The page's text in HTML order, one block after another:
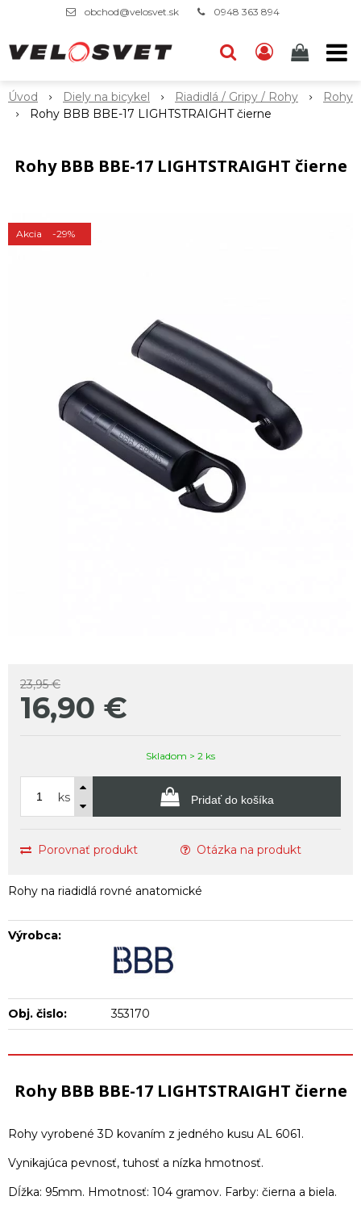
obchod@velosvet.sk 0948 363 894
Úvod Diely na bicykel Riadidlá / Gripy / Rohy
Rohy
Rohy BBB BBE-17 LIGHTSTRAIGHT čierne
Rohy BBB BBE-17 LIGHTSTRAIGHT čierne
Akcia -29%
23,95 €
16,90 €
Skladom > 2 ks
ks Pridať do košíka
Porovnať produkt Otázka na produkt
Rohy na riadidlá rovné anatomické
Výrobca:
Obj. čislo: 353170
Rohy BBB BBE-17 LIGHTSTRAIGHT čierne
Rohy vyrobené 3D kovaním z jedného kusu AL 6061.
Vynikajúca pevnosť, tuhosť a nízka hmotnosť.
Dĺžka: 95mm. Hmotnosť: 104 gramov. Farby: čierna a biela.